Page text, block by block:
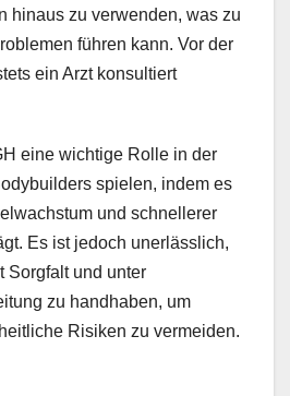
hinaus zu verwenden, was zu
führen kann. Vor der
ein Arzt konsultiert
eine wichtige Rolle in der
spielen, indem es
und schnellerer
Es ist jedoch unerlässlich,
Sorgfalt und unter
zu handhaben, um
Risiken zu vermeiden.